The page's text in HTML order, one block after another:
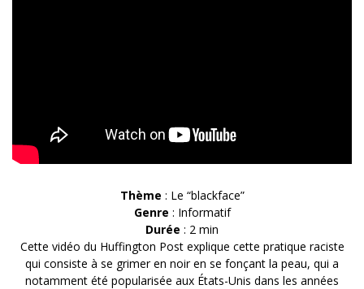
Thème : Le “blackface”
Genre : Informatif
Durée : 2 min
Cette vidéo du Huffington Post explique cette pratique raciste
qui consiste à se grimer en noir en se fonçant la peau, qui a
notamment été popularisée aux États-Unis dans les années